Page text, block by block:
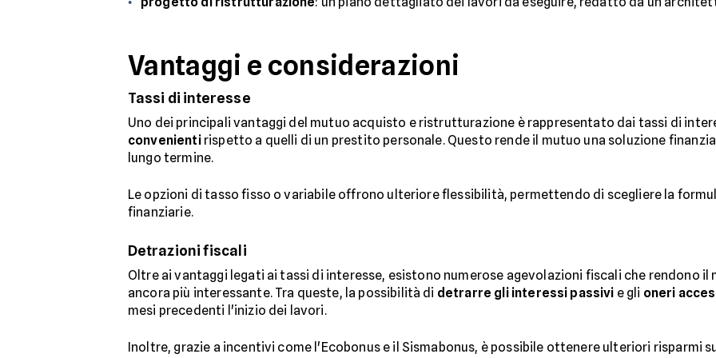
Vantaggi e considerazioni
Tassi di interesse
Uno dei principali vantaggi del mutuo acquisto e ristrutturazione è rappresentato dai tassi di
convenientirispetto a quelli di un prestito personale. Questo rende il mutuo una soluzione
lungo termine.
Le opzioni di tasso fisso o variabile offrono ulteriore flessibilità, permettendo di scegliere la
finanziarie.
Detrazioni fiscali
Oltre ai vantaggi legati ai tassi di interesse, esistono numerose agevolazioni fiscali che rendono
ancora più interessante. Tra queste, la possibilità di detrarre gli interessi passivi e gli oneri
mesi precedenti l'inizio dei lavori.
Inoltre, grazie a incentivi come l'Ecobonus e il Sismabonus, è possibile ottenere ulteriori risparmi